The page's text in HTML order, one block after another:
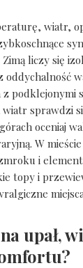
wiatr,
liczy się
oddychalność
podklejonymi
wiatr sprawdzi
oceniaj
W
i
topy i
upał,